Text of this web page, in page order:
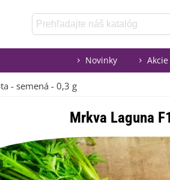
Novinky
- semená - 0,3 g
Mrkva Laguna